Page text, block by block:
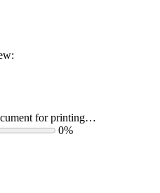
for printing…
0%